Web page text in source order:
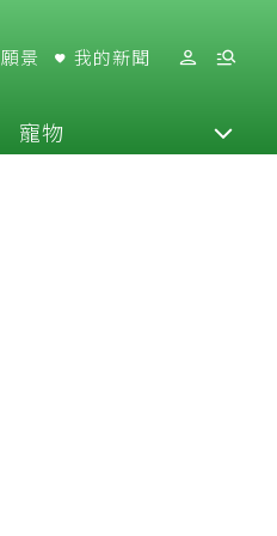
願景 我的新聞
寵物